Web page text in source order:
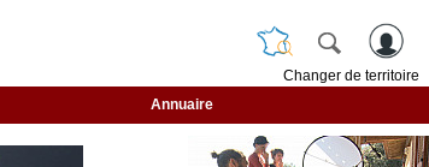
Changer de territoire
Annuaire